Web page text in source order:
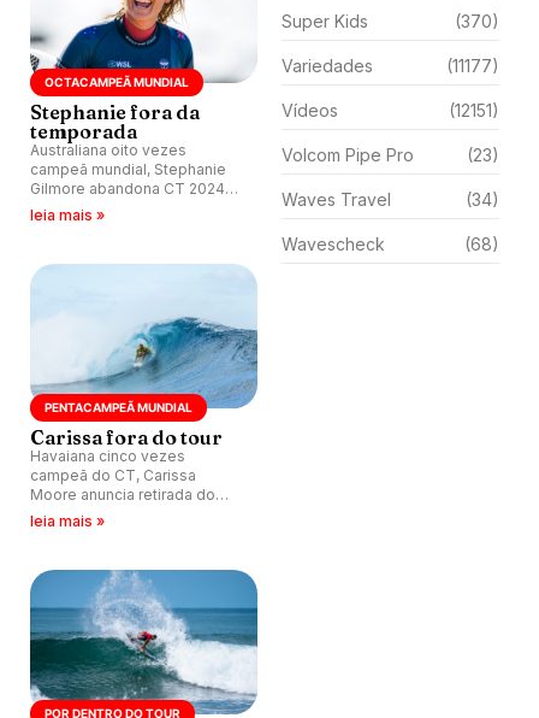
OCTACAMPEÃ MUNDIAL
Stephanie fora da
temporada
Australiana oito vezes
campeã mundial, Stephanie
Gilmore abandona CT 2024
em busca de descanso e
retorno ao tour em 2025.
leia mais »
PENTACAMPEÃ MUNDIAL
Carissa fora do tour
Havaiana cinco vezes
campeã do CT, Carissa
Moore anuncia retirada do
circuito. Com saída da
leia mais »
POR DENTRO DO TOUR
Super Kids (370)
Variedades (11177)
Vídeos (12151)
Volcom Pipe Pro (23)
Waves Travel (34)
Wavescheck (68)